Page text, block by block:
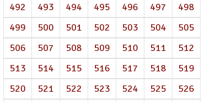
492
493 494 495 496 497
498
499
500 501 502 503 504
505
506
507 508 509 510 511
512
513
514 515 516 517 518
519
520
521 522 523 524 525
526